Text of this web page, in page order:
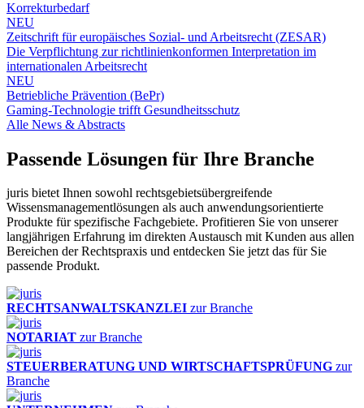
Korrekturbedarf
NEU
Zeitschrift für europäisches Sozial- und Arbeitsrecht (ZESAR)
Die Verpflichtung zur richtlinienkonformen Interpretation im
internationalen Arbeitsrecht
NEU
Betriebliche Prävention (BePr)
Gaming-Technologie trifft Gesundheitsschutz
Alle News & Abstracts
Passende Lösungen für Ihre Branche
juris bietet Ihnen sowohl rechtsgebietsübergreifende
Wissensmanagementlösungen als auch anwendungsorientierte
Produkte für spezifische Fachgebiete. Profitieren Sie von unserer
langjährigen Erfahrung im direkten Austausch mit Kunden aus allen
Bereichen der Rechtspraxis und entdecken Sie jetzt das für Sie
passende Produkt.
RECHTSANWALTSKANZLEI zur Branche
NOTARIAT zur Branche
STEUERBERATUNG UND WIRTSCHAFTSPRÜFUNG zur
Branche